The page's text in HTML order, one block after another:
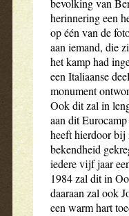
bevolking van
herinnering een
op één van de
aan iemand, die
het kamp had
een Italiaanse
monument
Ook dit zal in
aan dit
heeft hierdoor bij
bekendheid
iedere vijf jaar
1984 zal dit in
daaraan zal ook
een warm hart